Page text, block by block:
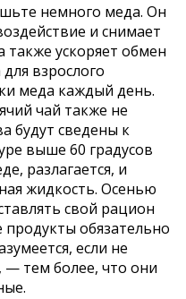
немного меда. Он
и снимает
также ускоряет обмен
взрослого
меда каждый день.
чай также не
будут сведены к
выше 60 градусов
разлагается, и
жидкость. Осенью
свой рацион
продукты обязательно
если не
— тем более, что они